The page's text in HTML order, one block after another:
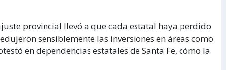
provincial llevó a que cada estatal haya perdido
sensiblemente las inversiones en áreas como
en dependencias estatales de Santa Fe, cómo la